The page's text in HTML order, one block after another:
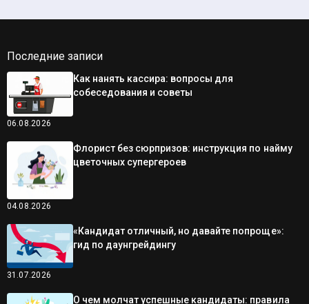
Последние записи
06.08.2026
Как нанять кассира: вопросы для
собеседования и советы
04.08.2026
Флорист без сюрпризов: инструкция по найму
цветочных супергероев
31.07.2026
«Кандидат отличный, но давайте попроще»:
гид по даунгрейдингу
О чем молчат успешные кандидаты: правила